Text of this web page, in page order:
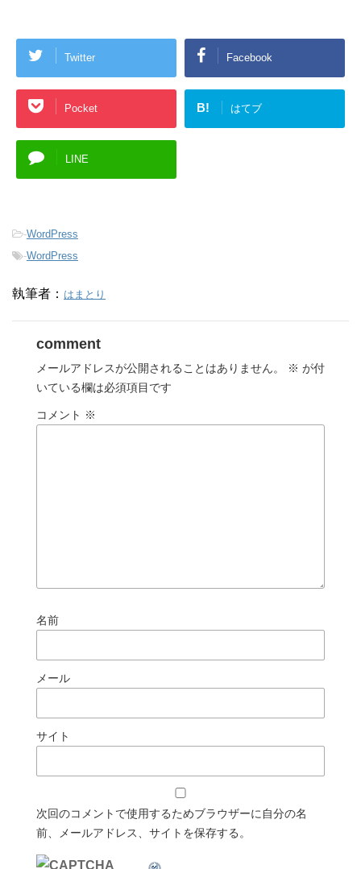
Twitter Facebook
Pocket B! はてブ
LINE
-WordPress
-WordPress
執筆者： はまとり
comment
メールアドレスが公開されることはありません。 ※ が付
いている欄は必須項目です
コメント ※
名前
メール
サイト
次回のコメントで使用するためブラウザーに自分の名
前、メールアドレス、サイトを保存する。